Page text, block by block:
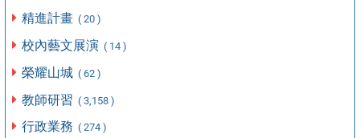
精進計畫 ( 20 )
校內藝文展演 ( 14 )
榮耀山城 ( 62 )
教師研習 ( 3,158 )
行政業務 ( 274 )